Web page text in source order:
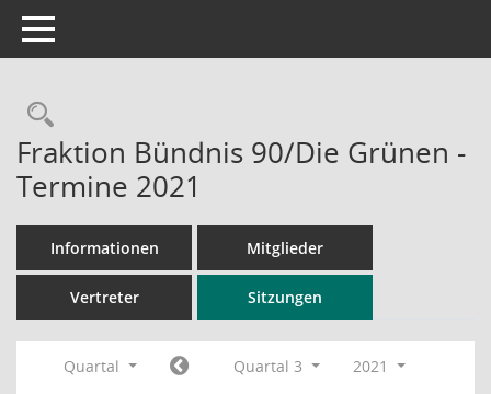
Toggle navigation
Rechercheauswahl
Fraktion Bündnis 90/Die Grünen -
Termine 2021
Informationen Mitglieder
Vertreter Sitzungen
Quartal Quartal 3
2021